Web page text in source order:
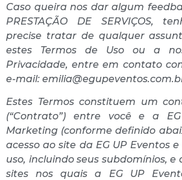
Caso queira nos dar algum
PRESTAÇÃO DE SERVIÇOS,
precise tratar de qualquer
estes Termos de Uso ou a
Privacidade, entre em contato
e-mail:
Estes Termos constituem um
(“Contrato”) entre você e a
Marketing (conforme definido
acesso ao site da EG UP Eventos
uso, incluindo seus subdomínios,
sites nos quais a EG UP